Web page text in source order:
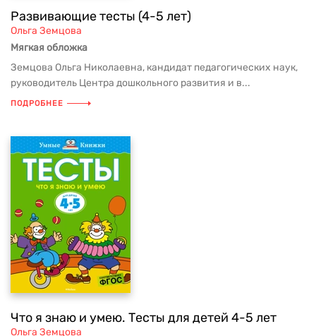
Развивающие тесты (4-5 лет)
Ольга Земцова
Мягкая обложка
Земцова Ольга Николаевна, кандидат педагогических наук,
руководитель Центра дошкольного развития и в...
ПОДРОБНЕЕ
Что я знаю и умею. Тесты для детей 4-5 лет
Ольга Земцова